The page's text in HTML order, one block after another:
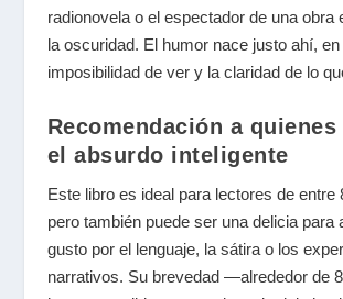
radionovela o el espectador de una obra
la oscuridad. El humor nace justo ahí, en
imposibilidad de ver y la claridad de lo
Recomendación a
el absurdo inteligente
Este libro es ideal para lectores de entre
pero también puede ser una delicia para
gusto por el lenguaje, la sátira o los
narrativos. Su brevedad —alrededor de